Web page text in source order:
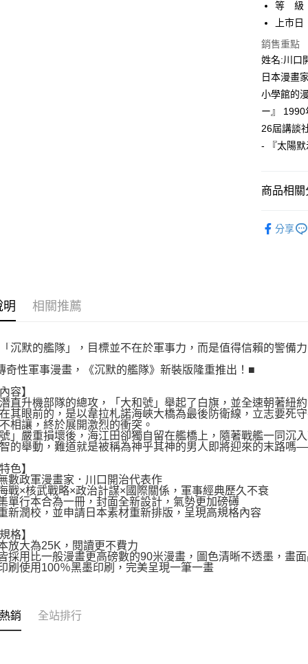
１．於結
付」結帳
２．訂單
３．收到
／ATM／
※ 請注意
絡購買商
先享後付
※ 交易是
付客戶支
１．透過
２．關於
https://
動。
全家取貨
每筆
付款後全
每筆
萊爾富取
每筆
付款後萊
7-11取貨
付款後7-
等 級
上市
銷售重點
姓名:川口
日本漫畫
小學館的
ー』
26屆講談
- 『太陽
商品相關
分享
明 相關推薦
沉默的艦隊」，目標並不在於軍事力，而是值得信賴的警備
奇性軍事漫畫，《沉默的艦隊》新裝版隆重推出！■
容】
直升機部隊的總攻，「大和號」舉起了白旗，並全速朝著紐
其眼前的，是以韋拉札諾海峽大橋為最後防衛線，立志要死
相讓，終於展開激烈的衝突。
」嚴重損壞後，海江田卻獨自留在艦橋上，隨著戰艦一同沉
的舉動，難道就是被稱為神乎其神的男人即將迎來的末路嗎
色】
數政軍漫畫家．川口開治代表作
戰×核武戰略×政治計謀×國際關係，軍事經典歷久不衰
單行本合為一冊，封面全新設計，氣勢更加磅礡
新潤校，並申請日本素材重新排版，呈現高規格內容
格】
放大為25K，閱讀更不費力
採用比一般漫畫更高磅數的90米漫畫，圖色清晰不透墨，畫
刷使用100％黑墨印刷，完美呈現一筆一畫
銷 全站排行